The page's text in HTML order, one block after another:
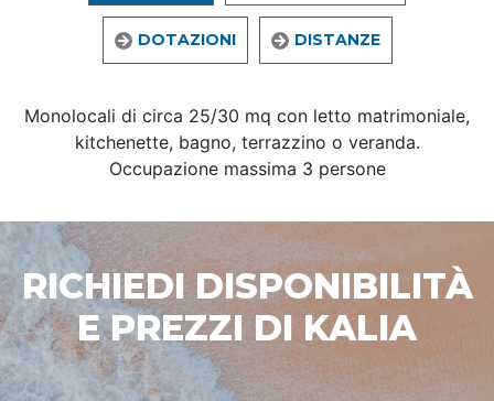
DOTAZIONI DISTANZE
Monolocali di circa 25/30 mq con letto matrimoniale,
kitchenette, bagno, terrazzino o veranda.
Occupazione massima 3 persone
RICHIEDI DISPONIBILITÀ
E PREZZI DI KALIA